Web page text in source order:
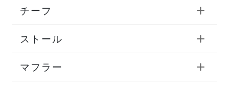
チーフ
ストール
マフラー